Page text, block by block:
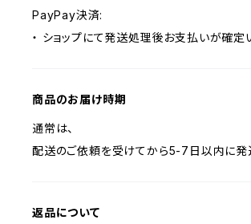
PayPay決済:
・ ショップにて発送処理後お支払いが確定
商品のお届け時期
通常は、
配送のご依頼を受けてから5-7日以内に発
返品について